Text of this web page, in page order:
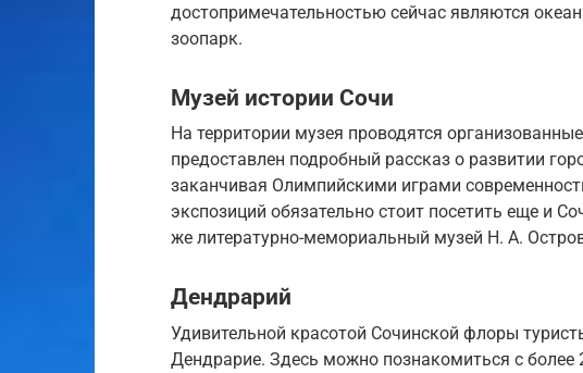
достопримечательностью сейчас являются
зоопарк.
Музей истории Сочи
На территории музея проводятся
предоставлен подробный рассказ о развитии
заканчивая Олимпийскими играми
экспозиций обязательно стоит посетить еще и
же литературно-мемориальный музей Н. А.
Дендрарий
Удивительной красотой Сочинской флоры
Дендрарие. Здесь можно познакомиться с более